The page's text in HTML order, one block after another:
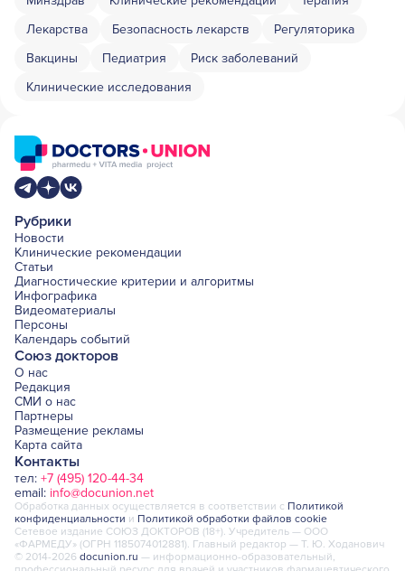
Лекарства
Безопасность лекарств
Регуляторика
Вакцины
Педиатрия
Риск заболеваний
Клинические исследования
Рубрики
Новости
Клинические рекомендации
Статьи
Диагностические критерии и алгоритмы
Инфографика
Видеоматериалы
Персоны
Календарь событий
Союз докторов
О нас
Редакция
СМИ о нас
Партнеры
Размещение рекламы
Карта сайта
Контакты
тел: +7 (495) 120-44-34
email: info@docunion.net
Обработка данных осуществляется в соответствии с Политикой
конфиденциальности и Политикой обработки файлов cookie
Сетевое издание СОЮЗ ДОКТОРОВ (18+). Учредитель — ООО
«ФАРМЕДУ» (ОГРН 1185074012881). Главный редактор — Т. Ю. Ходанович
© 2014-2026 docunion.ru — информационно-образовательный,